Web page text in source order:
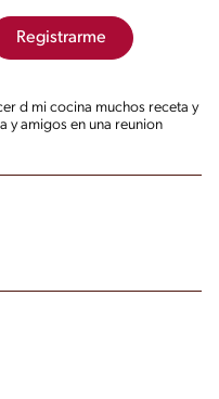
Registrarme
d mi cocina muchos receta y
y amigos en una reunion